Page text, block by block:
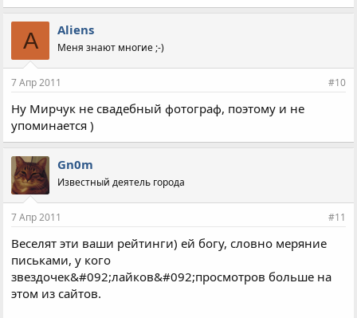
A Aliens
Меня знают многие ;-)
7 Апр 2011 #10
Ну Мирчук не свадебный фотограф, поэтому и не
упоминается )
Gn0m
Известный деятель города
7 Апр 2011 #11
Веселят эти ваши рейтинги) ей богу, словно меряние
письками, у кого
звездочек&#092;лайков&#092;просмотров больше на
этом из сайтов.